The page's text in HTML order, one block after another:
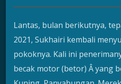
Lantas, bulan berikutnya,
2021, Sukhairi kembali
pokoknya. Kali ini
becak motor (betor) Â yang